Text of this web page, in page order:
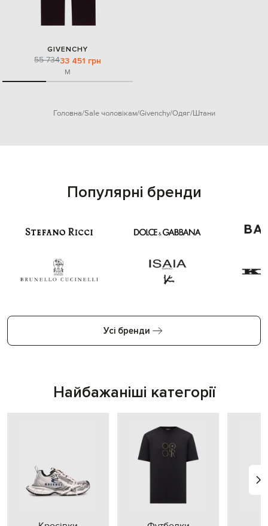
GIVENCHY
55 73433 451 грн
M
Головна Sale чоловікам Givenchy Одяг Штани
Популярні бренди
Усі бренди
Найбажаніші категорії